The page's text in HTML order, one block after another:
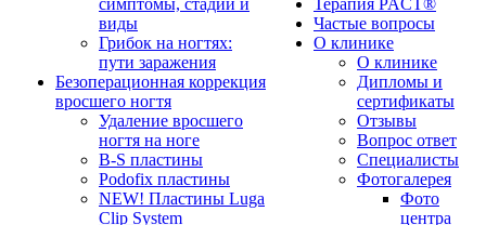
симптомы, стадии и
виды
Грибок на ногтях:
пути заражения
Безоперационная коррекция
вросшего ногтя
Удаление вросшего
ногтя на ноге
B-S пластины
Podofix пластины
NEW! Пластины Luga
Clip System
Терапия PACT®
Частые вопросы
О клинике
О клинике
Дипломы и
сертификаты
Отзывы
Вопрос ответ
Специалисты
Фотогалерея
Фото
центра